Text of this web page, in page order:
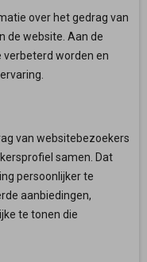
over het gedrag van
de website. Aan de
verbeterd worden en
van websitebezoekers
samen. Dat
persoonlijker te
aanbiedingen,
te tonen die